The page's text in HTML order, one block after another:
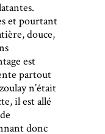
et pourtant
douce,
est
partout
n’était
il est allé
donc